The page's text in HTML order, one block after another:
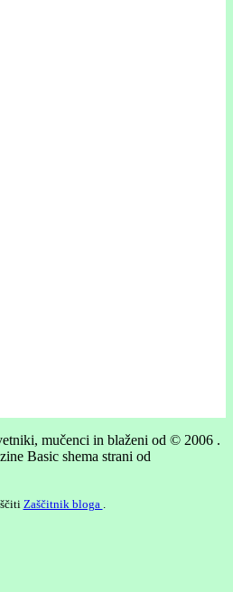
mučenci in blaženi od © 2006 .
Basic shema strani od
Zaščitnik bloga .